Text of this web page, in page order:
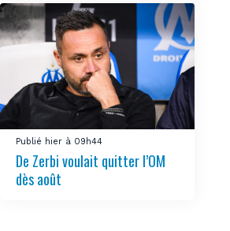
Publié hier à 09h44
De Zerbi voulait quitter l’OM
dès août